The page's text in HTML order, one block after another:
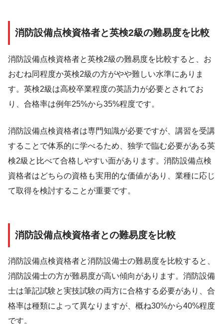
消防設備点検資格者と英検2級の難易度を比較
消防設備点検資格者と英検2級の難易度を比較すると、お
おむね同程度か英検2級の方がやや難しい水準にありま
す。英検2級は高校卒業程度の英語力が必要とされてお
り、合格率は例年25%から35%程度です。
消防設備点検資格者は専門知識が必要ですが、講習を受講
することで体系的に学べるため、独学で臨む必要がある英
検2級と比べて合格しやすい面があります。消防設備点検
資格者はどちらの資格も実用的な価値があり、業種に応じ
て取得を検討することが重要です。
消防設備点検資格者との難易度を比較
消防設備点検資格者と消防設備士の難易度を比較すると、
消防設備士の方が難易度が高い傾向があります。消防設備
士は筆記試験と実技試験の両方に合格する必要があり、合
格率は種類によって異なりますが、概ね30%から40%程度
です。